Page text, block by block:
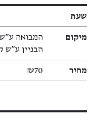
שעה
מיקום
המבואה
הבניין ע"ש
מחיר ₪70